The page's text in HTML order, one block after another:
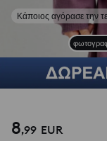
Κάποιος αγόρασε την
8,99 EUR